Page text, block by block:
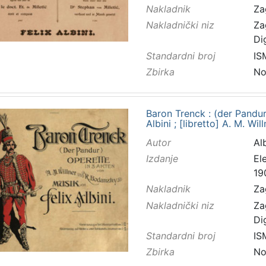
Nakladnik
Nakladnički niz
Standardni broj
Zbirka
Baron Trenck : (der
Albini ; [libretto] A. M.
Autor
Izdanje
Nakladnik
Nakladnički niz
Standardni broj
Zbirka